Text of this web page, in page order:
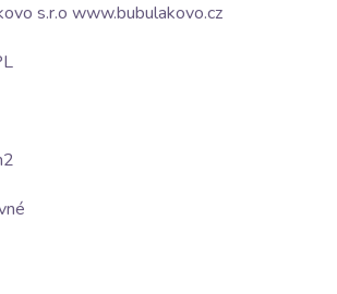
s.r.o www.bubulakovo.cz